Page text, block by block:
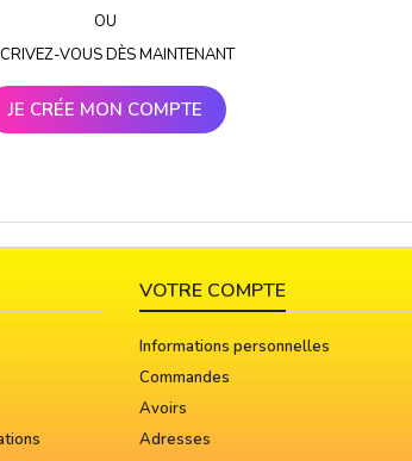
OU
VOUS DÈS MAINTENANT
JE CRÉE MON COMPTE
VOTRE COMPTE
Informations personnelles
Commandes
Avoirs
Adresses